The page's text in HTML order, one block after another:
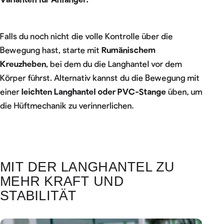
Falls du noch nicht die volle Kontrolle über die
Bewegung hast, starte mit Rumänischem
Kreuzheben, bei dem du die Langhantel vor dem
Körper führst. Alternativ kannst du die Bewegung mit
einer leichten Langhantel oder PVC-Stange üben, um
die Hüftmechanik zu verinnerlichen.
MIT DER LANGHANTEL ZU
MEHR KRAFT UND
STABILITÄT